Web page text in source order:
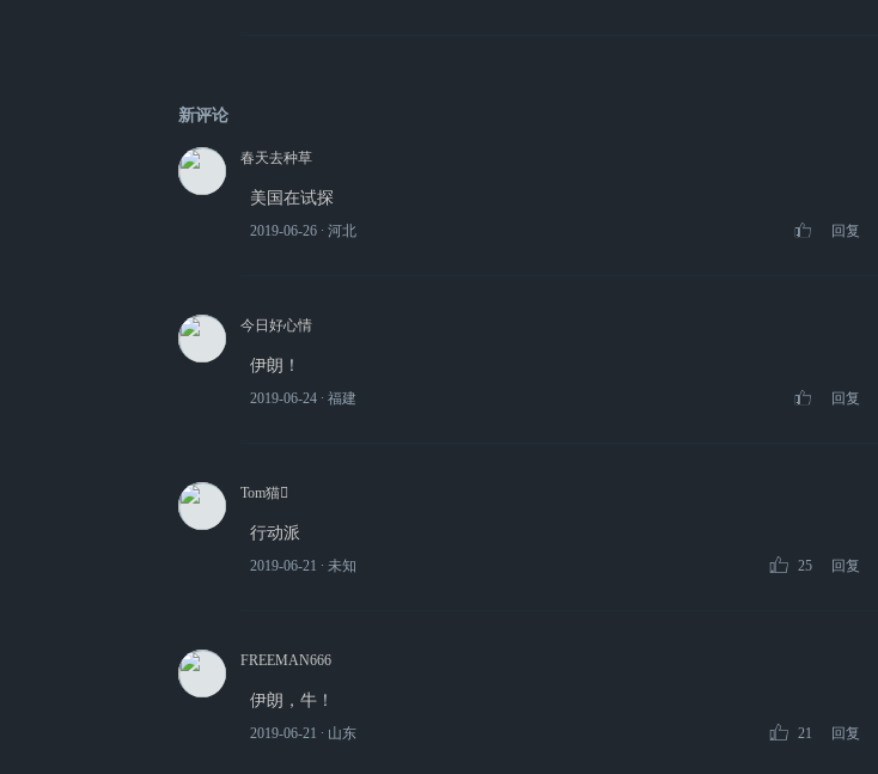
新评论
春天去种草
美国在试探
2019-06-26 ∙ 河北 回复
今日好心情
伊朗！
2019-06-24 ∙ 福建 回复
Tom猫
行动派
2019-06-21 ∙ 未知 25 回复
FREEMAN666
伊朗，牛！
2019-06-21 ∙ 山东 21 回复